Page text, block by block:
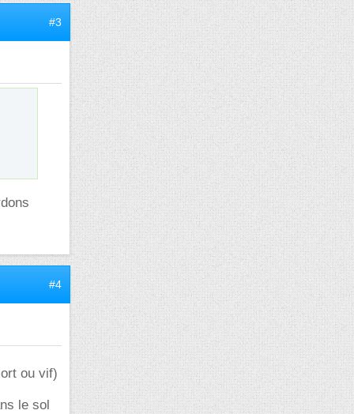
#3
#4
ou vif)
le sol